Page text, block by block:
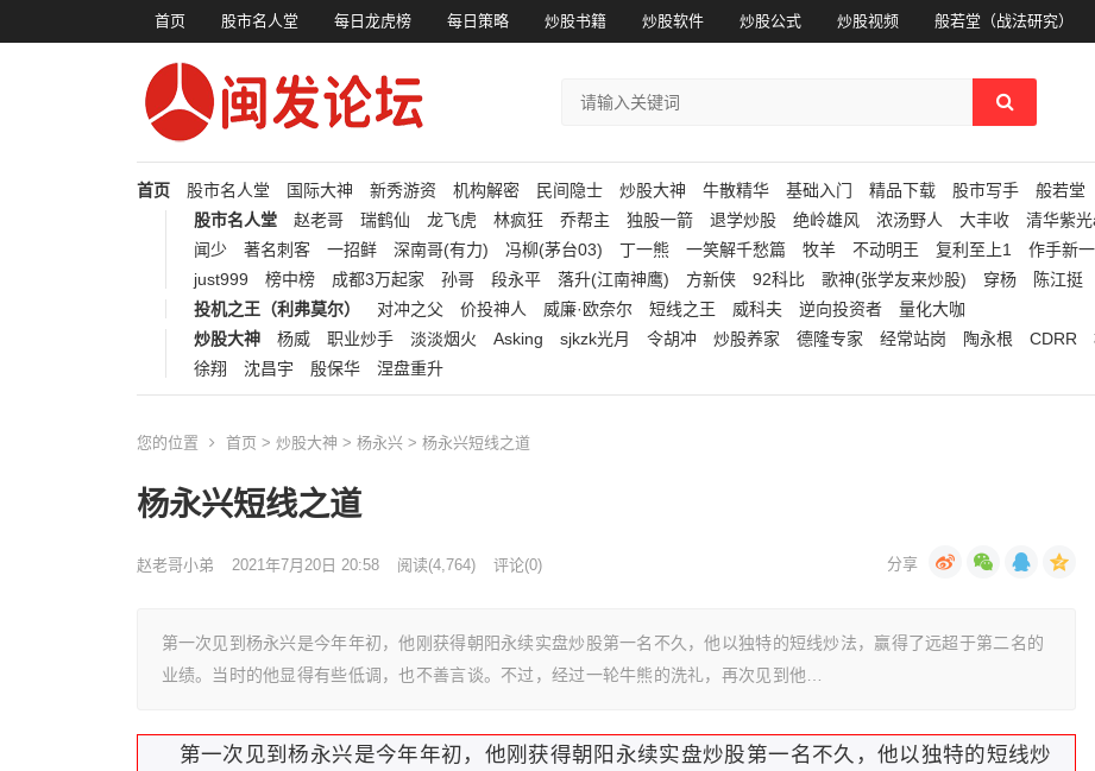
首页 股市名人堂 每日龙虎榜 每日策略 炒股书籍 炒股软件 炒股公式 炒股视频 般若堂（战法研究）
首页 股市名人堂 国际大神 新秀游资 机构解密 民间隐士 炒股大神 牛散精华 基础入门 精品下载 股市写手 般若堂
股市名人堂
赵老哥 瑞鹤仙 龙飞虎 林疯狂 乔帮主 独股一箭 退学炒股 绝岭雄风 浓汤野人 大丰收 清华紫光
闻少
著名刺客 一招鲜 深南哥(有力) 冯柳(茅台03) 丁一熊 一笑解千愁篇 牧羊 不动明王 复利至上1 作手新一
just999
榜中榜 成都3万起家 孙哥 段永平 落升(江南神鹰) 方新侠 92科比 歌神(张学友来炒股) 穿杨 陈江挺
投机之王（利弗莫尔）
对冲之父 价投神人 威廉·欧奈尔 短线之王 威科夫 逆向投资者
量化大咖
炒股大神
杨威 职业炒手 淡淡烟火 Asking sjkzk光月 令胡冲 炒股养家 德隆专家 经常站岗 陶永根 CDRR
徐翔
沈昌宇 殷保华 涅盘重升
您的位置 首页 > 炒股大神 > 杨永兴 > 杨永兴短线之道
杨永兴短线之道
赵老哥小弟 2021年7月20日 20:58 阅读(4,764) 评论(0)
第一次见到杨永兴是今年年初，他刚获得朝阳永续实盘炒股第一名不久，他以独特的短线炒法，赢得了远超于第二名的
业绩。当时的他显得有些低调，也不善言谈。不过，经过一轮牛熊的洗礼，再次见到他…
第一次见到杨永兴是今年年初，他刚获得朝阳永续实盘炒股第一名不久，他以独特的短线炒